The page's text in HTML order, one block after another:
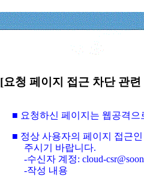
[요청 페이지 접근 차단 관
■ 요청하신 페이지는 웹공격
■ 정상 사용자의 페이지 접근
주시기 바랍니다.
-수신자 계정: cloud-
-작성 내용